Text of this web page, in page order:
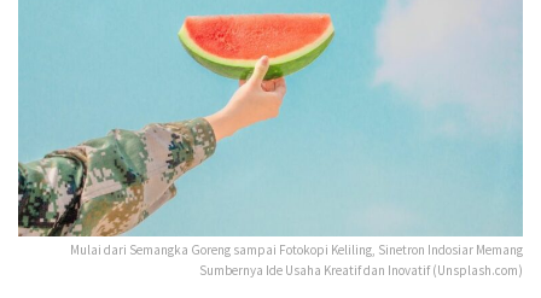
Mulai dari Semangka Goreng sampai Fotokopi Keliling, Sinetron Indosiar Memang
Sumbernya Ide Usaha Kreatif dan Inovatif (Unsplash.com)